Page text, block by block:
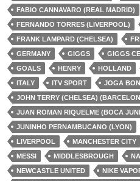
FABIO CANNAVARO (REAL MADRID)
FERNANDO TORRES (LIVERPOOL)
FRANK LAMPARD (CHELSEA)
GERMANY
GIGGS
GIGGS
GOALS
HENRY HOLLAND
ITALY
ITV SPORT
JOGA
JOHN TERRY (CHELSEA)
JUAN ROMAN RIQUELME (BOCA
JUNINHO PERNAMBUCANO (LYON)
LIVERPOOL
MANCHESTER CITY
MESSI
MIDDLESBROUGH
NEWCASTLE UNITED
NIKE